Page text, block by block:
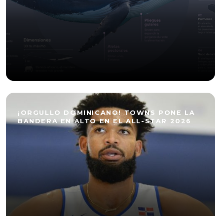
¡ORGULLO DOMINICANO! TOWNS PONE LA
BANDERA EN ALTO EN EL ALL-STAR 2026